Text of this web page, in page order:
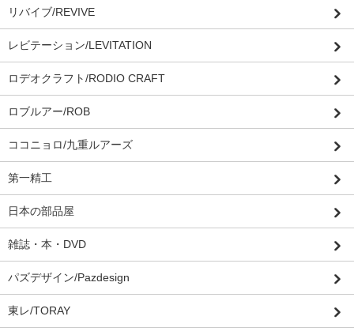
リバイブ/REVIVE
レビテーション/LEVITATION
ロデオクラフト/RODIO CRAFT
ロブルアー/ROB
ココニョロ/九重ルアーズ
第一精工
日本の部品屋
雑誌・本・DVD
パズデザイン/Pazdesign
東レ/TORAY